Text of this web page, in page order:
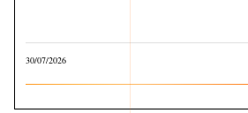
30/07/2026